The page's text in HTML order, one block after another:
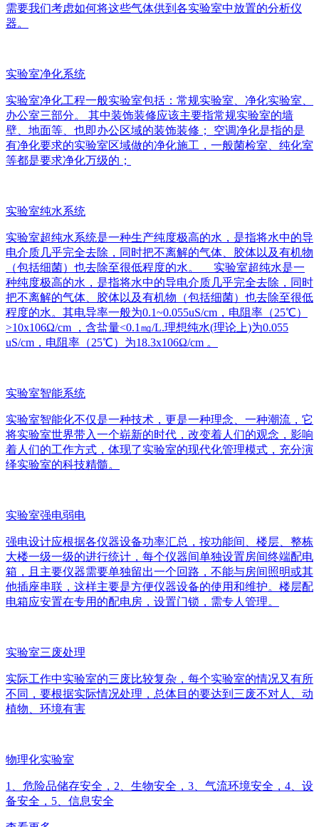
需要我们考虑如何将这些气体供到各实验室中放置的分析仪
器。
实验室净化系统
实验室净化工程一般实验室包括：常规实验室、净化实验室、
办公室三部分。 其中装饰装修应该主要指常规实验室的墙
壁、地面等、也即办公区域的装饰装修； 空调净化是指的是
有净化要求的实验室区域做的净化施工，一般菌检室、纯化室
等都是要求净化万级的；
实验室纯水系统
实验室超纯水系统是一种生产纯度极高的水，是指将水中的导
电介质几乎完全去除，同时把不离解的气体、胶体以及有机物
（包括细菌）也去除至很低程度的水。 实验室超纯水是一
种纯度极高的水，是指将水中的导电介质几乎完全去除，同时
把不离解的气体、胶体以及有机物（包括细菌）也去除至很低
程度的水。其电导率一般为0.1~0.055uS/cm，电阻率（25℃）
>10x106Ω/cm ，含盐量<0.1㎎/L.理想纯水(理论上)为0.055
uS/cm，电阻率（25℃）为18.3x106Ω/cm 。
实验室智能系统
实验室智能化不仅是一种技术，更是一种理念、一种潮流，它
将实验室世界带入一个崭新的时代，改变着人们的观念，影响
着人们的工作方式，体现了实验室的现代化管理模式，充分演
绎实验室的科技精髓。
实验室强电弱电
强电设计应根据各仪器设备功率汇总，按功能间、楼层、整栋
大楼一级一级的进行统计，每个仪器间单独设置房间终端配电
箱，且主要仪器需要单独留出一个回路，不能与房间照明或其
他插座串联，这样主要是方便仪器设备的使用和维护。楼层配
电箱应安置在专用的配电房，设置门锁，需专人管理。
实验室三废处理
实际工作中实验室的三废比较复杂，每个实验室的情况又有所
不同，要根据实际情况处理，总体目的要达到三废不对人、动
植物、环境有害
物理化实验室
1、危险品储存安全，2、生物安全，3、气流环境安全，4、设
备安全，5、信息安全